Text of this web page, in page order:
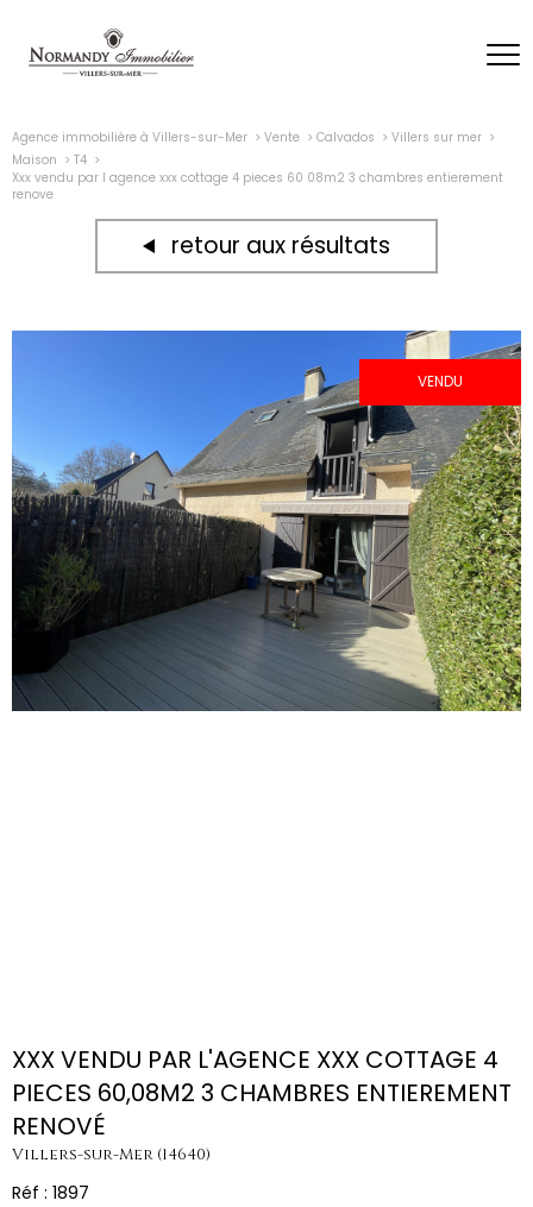
Agence immobilière à Villers-sur-Mer Vente Calvados
Villers sur mer
Maison
T4
Xxx vendu par l agence xxx cottage 4 pieces 60 08m2 3 chambres entierement
renove
retour aux résultats
VENDU
XXX VENDU PAR L'AGENCE XXX COTTAGE 4
PIECES 60,08M2 3 CHAMBRES ENTIEREMENT
RENOVÉ
Villers-sur-Mer (14640)
Réf : 1897